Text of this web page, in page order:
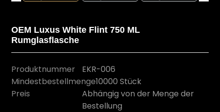
OEM Luxus White Flint 750 ML
Rumglasflasche
Produktnummer
EKR-006
Mindestbestellmenge10000 Stück
Preis
Abhängig von der Menge der
Bestellung